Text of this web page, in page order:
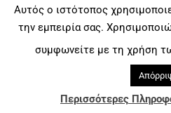
PayPal
Copyright e-
Αυτός ο ιστότοπος
την εμπειρία σας.
συμφωνείτε με τη χρήση
Περισσότερες